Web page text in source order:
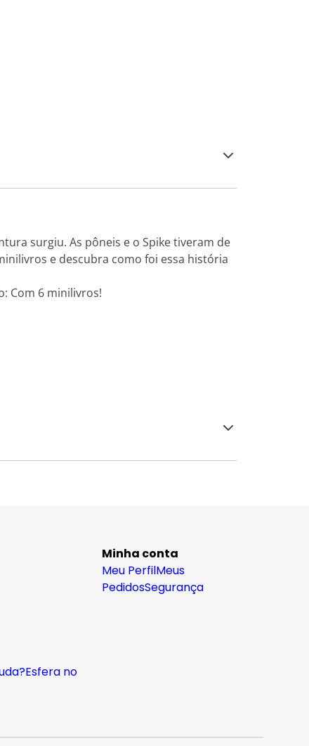
surgiu. As pôneis e o Spike tiveram de
e descubra como foi essa história
Com 6 minilivros!
Minha conta
Meu PerfilMeus
PedidosSegurança
Esfera no